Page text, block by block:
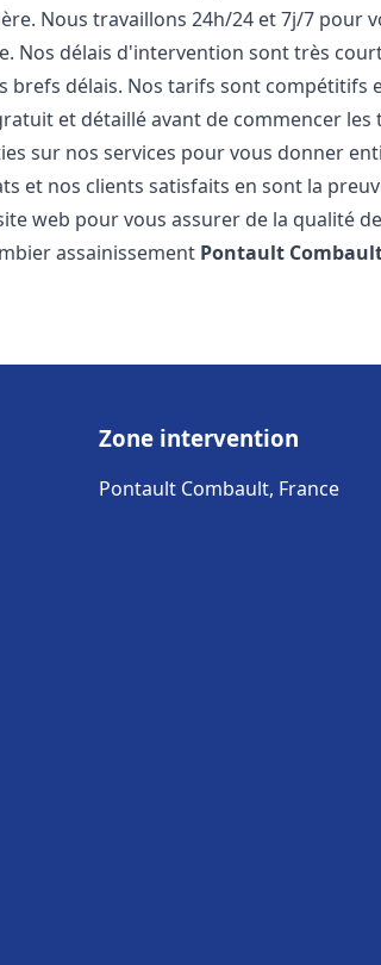
Nous travaillons 24h/24 et 7j/7 pour
Nos délais d'intervention sont très
brefs délais. Nos tarifs sont
et détaillé avant de commencer
sur nos services pour vous donner
et nos clients satisfaits en sont la
web pour vous assurer de la qualité
assainissement Pontault
Zone intervention
Pontault Combault, France